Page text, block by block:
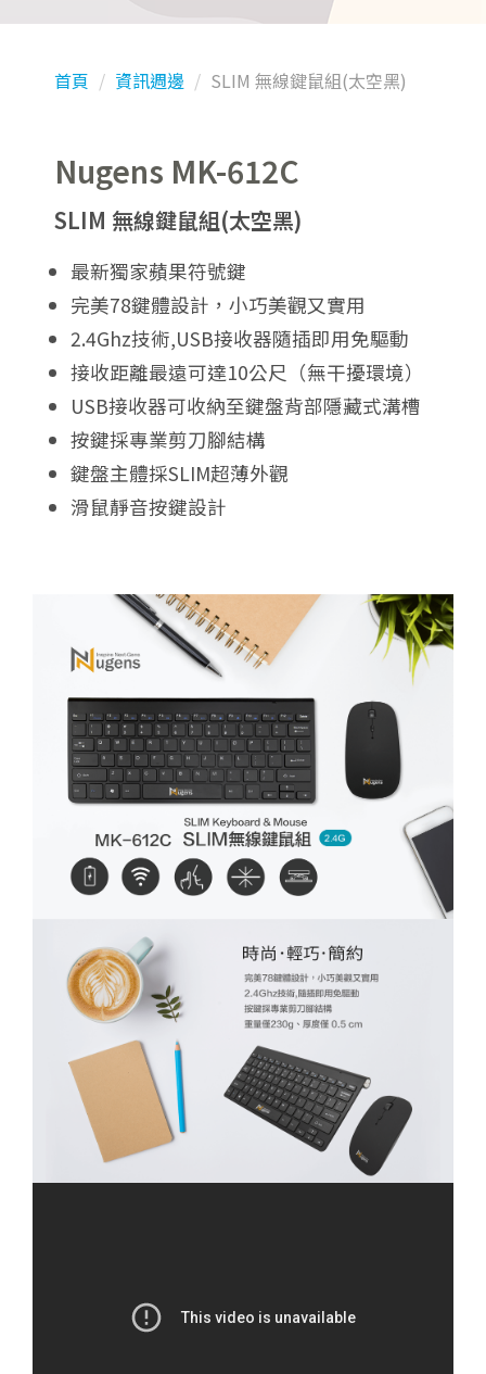
首頁 資訊週邊 SLIM 無線鍵鼠組(太空黑)
Nugens MK-612C
SLIM 無線鍵鼠組(太空黑)
最新獨家蘋果符號鍵
完美78鍵體設計，小巧美觀又實用
2.4Ghz技術,USB接收器隨插即用免驅動
接收距離最遠可達10公尺（無干擾環境）
USB接收器可收納至鍵盤背部隱藏式溝槽
按鍵採專業剪刀腳結構
鍵盤主體採SLIM超薄外觀
滑鼠靜音按鍵設計